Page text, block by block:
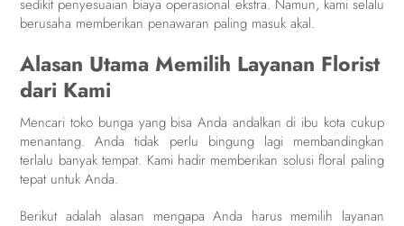
sedikit penyesuaian biaya operasional ekstra. Namun, kami selalu
berusaha memberikan penawaran paling masuk akal.
Alasan Utama Memilih Layanan Florist
dari Kami
Mencari toko bunga yang bisa Anda andalkan di ibu kota cukup
menantang. Anda tidak perlu bingung lagi membandingkan
terlalu banyak tempat. Kami hadir memberikan solusi floral paling
tepat untuk Anda.
Berikut adalah alasan mengapa Anda harus memilih layanan